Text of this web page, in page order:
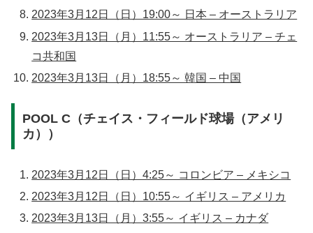
2023年3月12日（日）19:00～ 日本 – オーストラリア
2023年3月13日（月）11:55～ オーストラリア – チェ
コ共和国
2023年3月13日（月）18:55～ 韓国 – 中国
POOL C（チェイス・フィールド球場（アメリ
カ））
2023年3月12日（日）4:25～ コロンビア – メキシコ
2023年3月12日（日）10:55～ イギリス – アメリカ
2023年3月13日（月）3:55～ イギリス – カナダ